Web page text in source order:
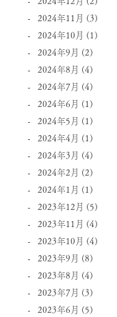
2024年11月 (3)
2024年10月 (1)
2024年9月 (2)
2024年8月 (4)
2024年7月 (4)
2024年6月 (1)
2024年5月 (1)
2024年4月 (1)
2024年3月 (4)
2024年2月 (2)
2024年1月 (1)
2023年12月 (5)
2023年11月 (4)
2023年10月 (4)
2023年9月 (8)
2023年8月 (4)
2023年7月 (3)
2023年6月 (5)